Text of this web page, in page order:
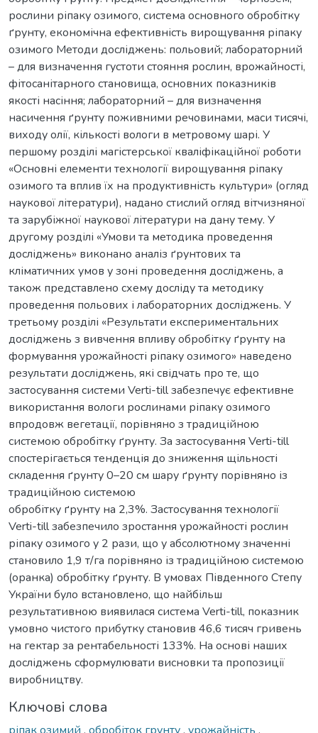
рослини ріпаку озимого, система основного обробітку
ґрунту, економічна ефективність вирощування ріпаку
озимого Методи досліджень: польовий; лабораторний
– для визначення густоти стояння рослин, врожайності,
фітосанітарного становища, основних показників
якості насіння; лабораторний – для визначення
насичення ґрунту поживними речовинами, маси тисячі,
виходу олії, кількості вологи в метровому шарі. У
першому розділі магістерської кваліфікаційної роботи
«Основні елементи технології вирощування ріпаку
озимого та вплив їх на продуктивність культури» (огляд
наукової літератури), надано стислий огляд вітчизняної
та зарубіжної наукової літератури на дану тему. У
другому розділі «Умови та методика проведення
досліджень» виконано аналіз ґрунтових та
кліматичних умов у зоні проведення досліджень, а
також представлено схему досліду та методику
проведення польових і лабораторних досліджень. У
третьому розділі «Результати експериментальних
досліджень з вивчення впливу обробітку ґрунту на
формування урожайності ріпаку озимого» наведено
результати досліджень, які свідчать про те, що
застосування системи Verti-till забезпечує ефективне
використання вологи рослинами ріпаку озимого
впродовж вегетації, порівняно з традиційною
системою обробітку ґрунту. За застосування Verti-till
спостерігається тенденція до зниження щільності
складення ґрунту 0–20 см шару ґрунту порівняно із
традиційною системою
обробітку ґрунту на 2,3%. Застосування технології
Verti-till забезпечило зростання урожайності рослин
ріпаку озимого у 2 рази, що у абсолютному значенні
становило 1,9 т/га порівняно із традиційною системою
(оранка) обробітку ґрунту. В умовах Південного Степу
України було встановлено, що найбільш
результативною виявилася система Verti-till, показник
умовно чистого прибутку становив 46,6 тисяч гривень
на гектар за рентабельності 133%. На основі наших
досліджень сформулювати висновки та пропозиції
виробництву.
Ключові слова